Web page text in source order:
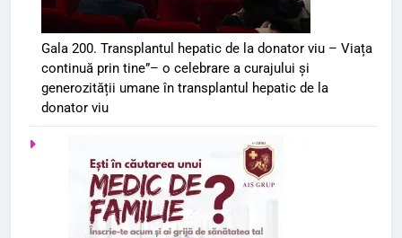
Gala 200. Transplantul hepatic de la donator viu – Viața
continuă prin tine”– o celebrare a curajului și
generozității umane în transplantul hepatic de la
donator viu